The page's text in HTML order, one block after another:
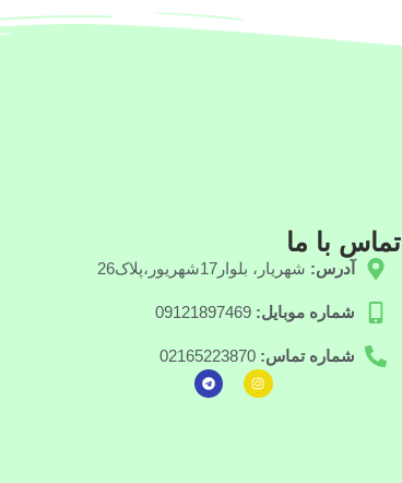
تماس با ما
آدرس: شهریار، بلوار17شهریور،پلاک26
شماره موبایل: 09121897469
شماره تماس: 02165223870